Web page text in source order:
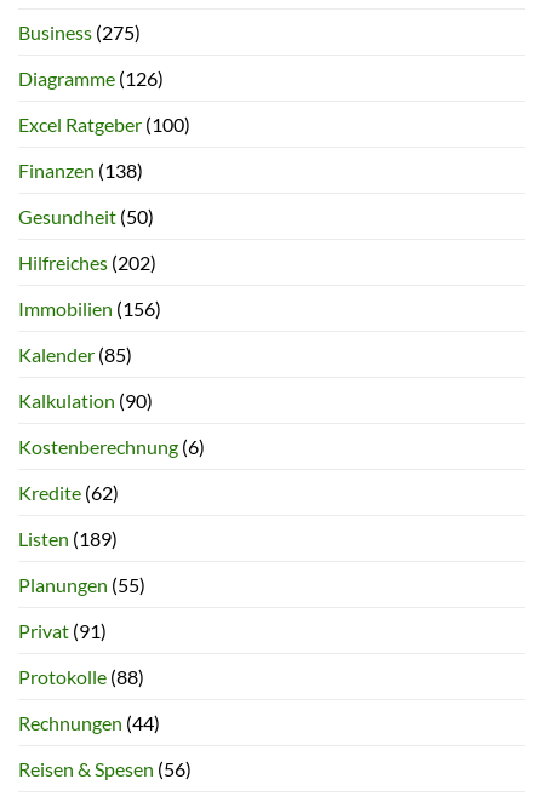
Business (275)
Diagramme (126)
Excel Ratgeber (100)
Finanzen (138)
Gesundheit (50)
Hilfreiches (202)
Immobilien (156)
Kalender (85)
Kalkulation (90)
Kostenberechnung (6)
Kredite (62)
Listen (189)
Planungen (55)
Privat (91)
Protokolle (88)
Rechnungen (44)
Reisen & Spesen (56)